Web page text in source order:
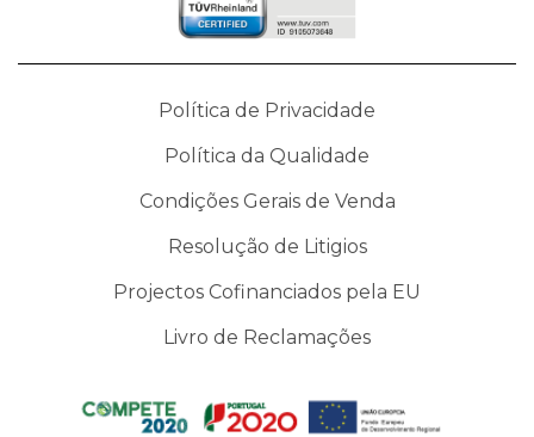
Política de Privacidade
Política da Qualidade
Condições Gerais de Venda
Resolução de Litigios
Projectos Cofinanciados pela EU
Livro de Reclamações